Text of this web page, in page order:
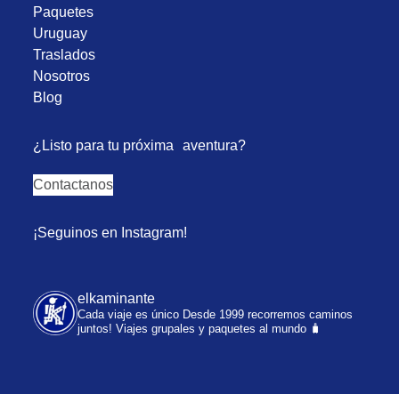
Paquetes
Uruguay
Traslados
Nosotros
Blog
¿Listo para tu próxima aventura?
Contactanos
¡Seguinos en Instagram!
elkaminante
Cada viaje es único Desde 1999 recorremos caminos
juntos! Viajes grupales y paquetes al mundo 🧳